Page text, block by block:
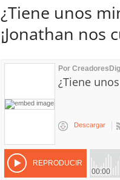
¿Tiene unos
¡Jonathan nos